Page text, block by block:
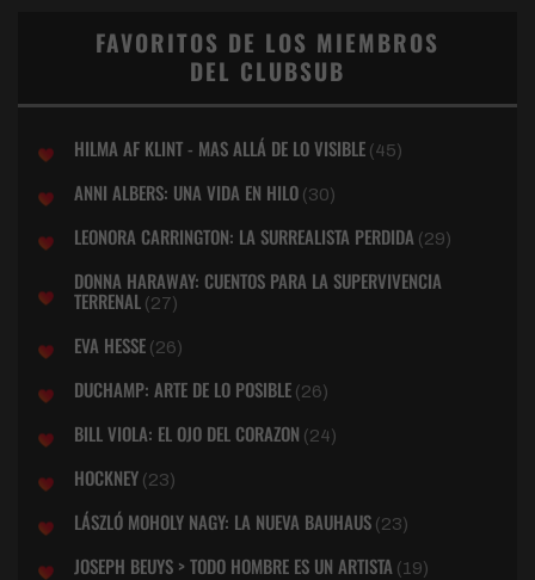
FAVORITOS DE LOS MIEMBROS
DEL CLUBSUB
HILMA AF KLINT - MAS ALLÁ DE LO VISIBLE (45)
ANNI ALBERS: UNA VIDA EN HILO (30)
LEONORA CARRINGTON: LA SURREALISTA PERDIDA (29)
DONNA HARAWAY: CUENTOS PARA LA SUPERVIVENCIA
TERRENAL (27)
EVA HESSE (26)
DUCHAMP: ARTE DE LO POSIBLE (26)
BILL VIOLA: EL OJO DEL CORAZON (24)
HOCKNEY (23)
LÁSZLÓ MOHOLY NAGY: LA NUEVA BAUHAUS (23)
JOSEPH BEUYS > TODO HOMBRE ES UN ARTISTA (19)